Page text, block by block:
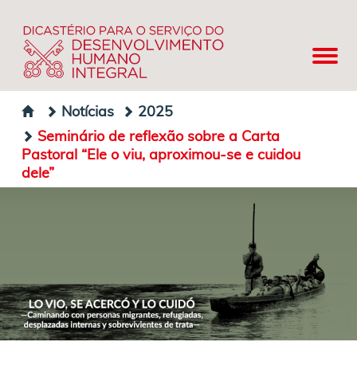
Notícias
2025
Seminário de reflexão sobre a Carta
Pastoral “Ele o viu, aproximou-se e cuidou
dele”